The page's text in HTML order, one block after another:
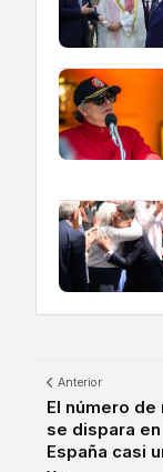
Anterior
El número de
se dispara en
España casi